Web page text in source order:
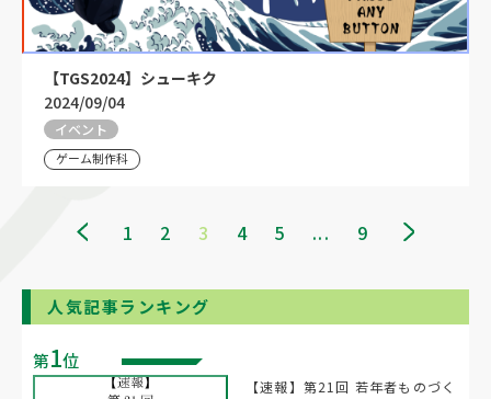
【TGS2024】シューキク
2024/09/04
イベント
ゲーム制作科
1 2 3 4 5 ... 9
人気記事ランキング
第1位
【速報】第21回 若年者ものづく